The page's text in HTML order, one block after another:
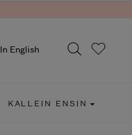
In English
KALLEIN ENSIN